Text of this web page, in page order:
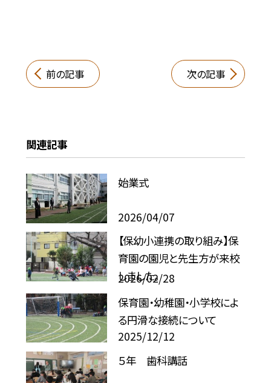
前の記事 次の記事
関連記事
始業式
2026/04/07
【保幼小連携の取り組み】保
育園の園児と先生方が来校
しました。
2026/02/28
保育園・幼稚園・小学校によ
る円滑な接続について
2025/12/12
５年 歯科講話